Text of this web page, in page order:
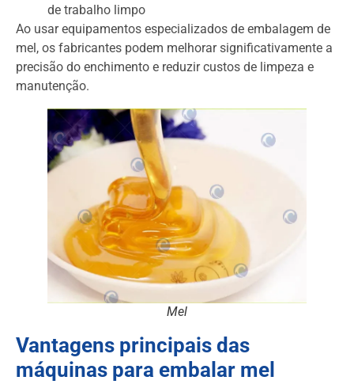
de trabalho limpo
Ao usar equipamentos especializados de embalagem de
mel, os fabricantes podem melhorar significativamente a
precisão do enchimento e reduzir custos de limpeza e
manutenção.
Mel
Vantagens principais das
máquinas para embalar mel